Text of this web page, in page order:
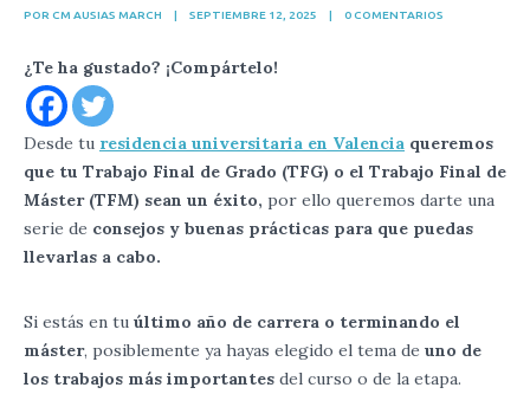
POR CM AUSIAS MARCH | SEPTIEMBRE 12, 2025 | 0 COMENTARIOS
¿Te ha gustado? ¡Compártelo!
Desde tu residencia universitaria en Valencia queremos
que tu Trabajo Final de Grado (TFG) o el Trabajo Final de
Máster (TFM) sean un éxito, por ello queremos darte una
serie de consejos y buenas prácticas para que puedas
llevarlas a cabo.
Si estás en tu último año de carrera o terminando el
máster, posiblemente ya hayas elegido el tema de uno de
los trabajos más importantes del curso o de la etapa.